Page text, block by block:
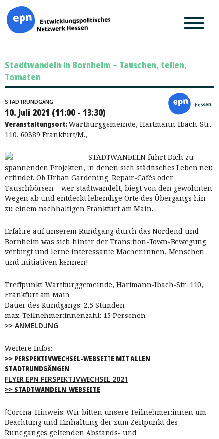
Inhalt
springen
Stadtwandeln in Bornheim – Tauschen, teilen,
Tomaten
STADTRUNDGANG
10. Juli 2021 (11:00 - 13:30)
Veranstaltungsort:Wartburggemeinde, Hartmann-Ibach-Str.
110, 60389 Frankfurt/M.,
STADTWANDELN führt Dich zu
spannenden Projekten, in denen sich städtisches Leben neu
erfindet. Ob Urban Gardening, Repair-Cafés oder
Tauschbörsen – wer stadtwandelt, biegt von den gewohnten
Wegen ab und entdeckt lebendige Orte des Übergangs hin
zu einem nachhaltigen Frankfurt am Main.
Erfahre auf unserem Rundgang durch das Nordend und
Bornheim was sich hinter der Transition-Town-Bewegung
verbirgt und lerne interessante Macher:innen, Menschen
und Initiativen kennen!
Treffpunkt: Wartburggemeinde, Hartmann-Ibach-Str. 110,
Frankfurt am Main
Dauer des Rundgangs: 2,5 Stunden
max. Teilnehmer:innenzahl: 15 Personen
>> ANMELDUNG
Weitere Infos:
>> PERSPEKTIVWECHSEL-WEBSEITE MIT ALLEN
STADTRUNDGÄNGEN
FLYER EPN PERSPEKTIVWECHSEL 2021
>> STADTWANDELN-WEBSEITE
[Corona-Hinweis: Wir bitten unsere Teilnehmer:innen um
Beachtung und Einhaltung der zum Zeitpunkt des
Rundganges geltenden Abstands- und